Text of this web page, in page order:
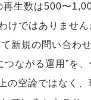
生数は500〜
けではありませ
新規の問い合わ
つながる運用”を
の空論ではなく、